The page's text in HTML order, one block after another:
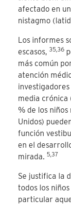
afectado en
nistagmo
Los informes
escasos,35,36
más común
atención
media crónica
% de los niños
Unidos)
función
en el
mirada. 5,37
Se justifica la
todos los
particular